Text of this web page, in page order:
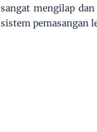
sangat mengilap
sistem pemasangan